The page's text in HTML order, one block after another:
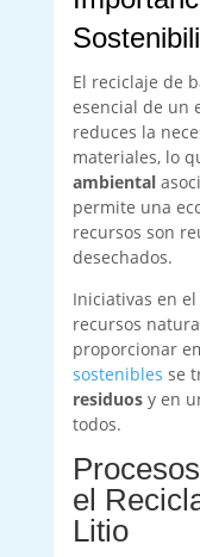
El reciclaje de
esencial de un
reduces la
materiales, lo
ambiental
permite una
recursos son
desechados.
Iniciativas en
recursos
proporcionar
sostenibles se
residuosy en
todos.
el
Litio